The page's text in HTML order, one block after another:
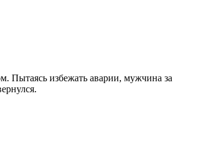
Пытаясь избежать аварии, мужчина за